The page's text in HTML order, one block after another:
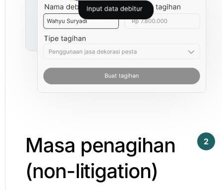
Masa penagihan
(non-litigation)
2